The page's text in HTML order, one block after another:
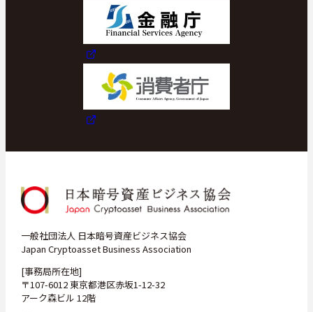
JP
一般社団法人 日本暗号資産ビジネス協会
Japan Cryptoasset Business Association
[事務局所在地]
〒107-6012 東京都港区赤坂1-12-32
アーク森ビル 12階